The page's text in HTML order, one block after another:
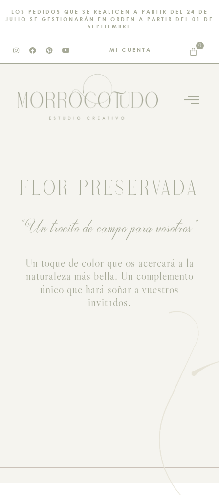
LOS PEDIDOS QUE SE REALICEN A PARTIR DEL 24 DE
JULIO SE GESTIONARÁN EN ORDEN A PARTIR DEL 01 DE
SEPTIEMBRE
MI CUENTA
0
FLOR PRESERVADA
“Un trocito de campo para vosotros”
Un toque de color que os acercará a la
naturaleza más bella. Un complemento
único que hará soñar a vuestros
invitados.